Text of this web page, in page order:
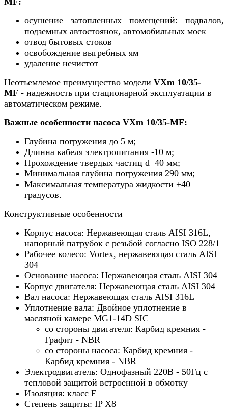
осушение затопленных помещений: подвалов,
подземных автостоянок, автомобильных моек
отвод бытовых стоков
освобождение выгребных ям
удаление нечистот
Неотъемлемое преимущество модели VXm 10/35-
MF - надежность при стационарной эксплуатации в
автоматическом режиме.
Важные особенности насоса VXm 10/35-MF:
Глубина погружения до 5 м;
Длинна кабеля электропитания -10 м;
Прохождение твердых частиц d=40 мм;
Минимальная глубина погружения 290 мм;
Максимальная температура жидкости +40
градусов.
Конструктивные особенности
Корпус насоса: Нержавеющая сталь AISI 316L,
напорный патрубок с резьбой согласно ISO 228/1
Рабочее колесо: Vortex, нержавеющая сталь AISI
304
Основание насоса: Нержавеющая сталь AISI 304
Корпус двигателя: Нержавеющая сталь AISI 304
Вал насоса: Нержавеющая сталь AISI 316L
Уплотнение вала: Двойное уплотнение в
масляной камере MG1-14D SIC
со стороны двигателя: Карбид кремния -
Графит - NBR
со стороны насоса: Карбид кремния -
Карбид кремния - NBR
Электродвигатель: Однофазный 220В - 50Гц с
тепловой защитой встроенной в обмотку
Изоляция: класс F
Степень защиты: IP X8